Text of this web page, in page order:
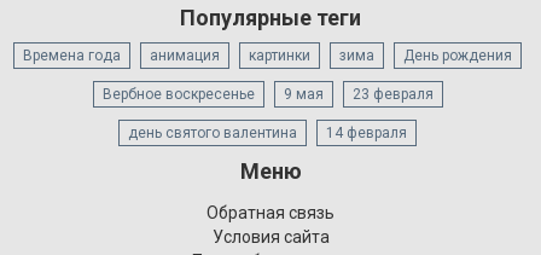
Популярные теги
Времена года анимация картинки зима День рождения
Вербное воскресенье 9 мая 23 февраля
день святого валентина 14 февраля
Меню
Обратная связь
Условия сайта